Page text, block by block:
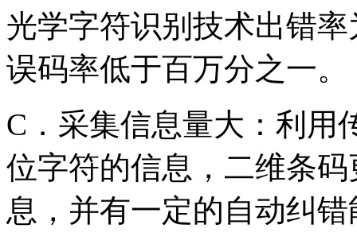
光学字符识别技术出错
误码率低于百万分之一。
C．采集信息量大：利用
位字符的信息，二维条
息，并有一定的自动纠错